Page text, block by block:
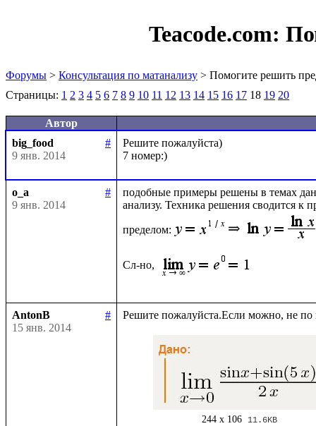
Teacode.com:
Форумы > Консультация по матанализу > Помогите решить
Страницы: 1 2 3 4 5 6 7 8 9 10 11 12 13 14 15 16 17 18 19 20
Автор
big_food
#
9 янв. 2014
Решите пожалуйста)
o_a
#
9 янв. 2014
подобные примеры решены в темах
анализу. Техника решения сводится
пределом:
Сл-но,
AntonB
#
15 янв. 2014
244 x 106 11.6KB